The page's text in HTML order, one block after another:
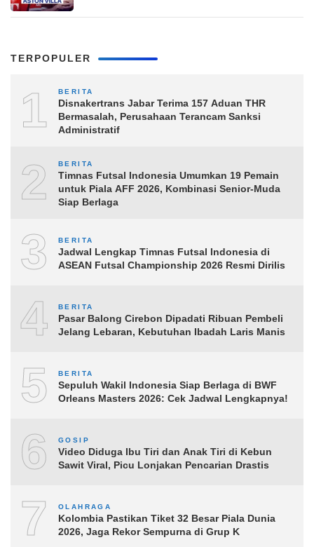
TERPOPULER
1 BERITA
Disnakertrans Jabar Terima 157 Aduan THR
Bermasalah, Perusahaan Terancam Sanksi
Administratif
2 BERITA
Timnas Futsal Indonesia Umumkan 19 Pemain
untuk Piala AFF 2026, Kombinasi Senior-Muda
Siap Berlaga
3 BERITA
Jadwal Lengkap Timnas Futsal Indonesia di
ASEAN Futsal Championship 2026 Resmi Dirilis
4 BERITA
Pasar Balong Cirebon Dipadati Ribuan Pembeli
Jelang Lebaran, Kebutuhan Ibadah Laris Manis
5 BERITA
Sepuluh Wakil Indonesia Siap Berlaga di BWF
Orleans Masters 2026: Cek Jadwal Lengkapnya!
6 GOSIP
Video Diduga Ibu Tiri dan Anak Tiri di Kebun
Sawit Viral, Picu Lonjakan Pencarian Drastis
7 OLAHRAGA
Kolombia Pastikan Tiket 32 Besar Piala Dunia
2026, Jaga Rekor Sempurna di Grup K